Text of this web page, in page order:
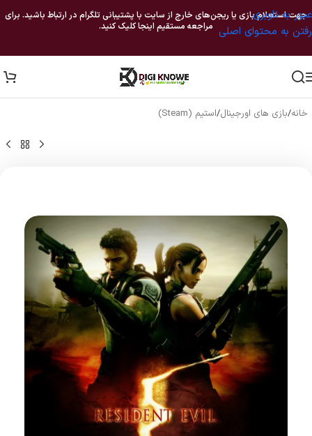
عبور به ناوبری
رفتن به محتوای اصلی
جهت استعلام بازی یا ریجن‌های خارج از سایت با پشتیبانی تلگرام در ارتباط باشید. برای
مراجعه مستقیم اینجا کلیک کنید.
خانه/بازی های اورجینال/استیم (Steam)